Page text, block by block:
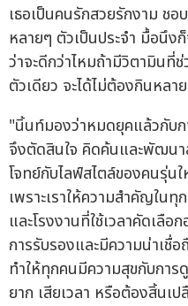
เธอเป็นคนรักสวยรักงาม ช
หลายๆ ตัวเป็นประจำ มื้อนึง
ว่าจะดีกว่าไหมถ้ามีวิตามินที่
ตัวเดียว จะได้ไม่ต้องกินหลา
"นิ้นท์มองว่าหมดยุคแล้วกับ
จึงตัดสินใจ คิดค้นและพัฒน
โจทย์กับไลฟ์สไตล์ของคนรุ่น
เพราะเราให้ความสำคัญใน
และโรงงานที่ใช้เวลาคัดเลื
การรับรองและมีความน่าเชื่
ทำให้ทุกคนมีความสุขกับการ
ยาก เสียเวลา หรือต้องสิ้นเ